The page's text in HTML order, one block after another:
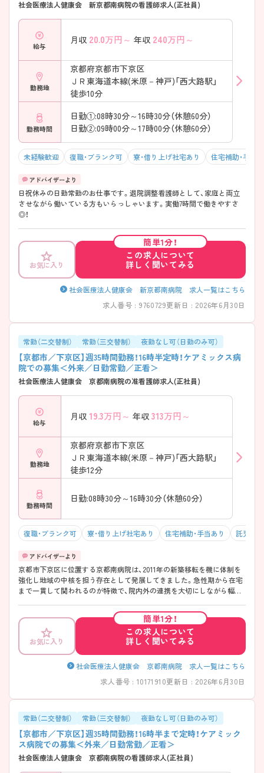
社会医療法人健康会 新京都南病院の看護師求人(正社員)
給与
月収 20.0万円～ 年収 240万円～
勤務地
京都府京都市下京区
ＪＲ東海道本線(米原－神戸)「西大路駅」
徒歩10分
勤務時間
日勤①:08時30分～16時30分（休憩60分）
日勤②:09時00分～17時00分（休憩60分）
未経験歓迎 復職・ブランク可 寮・借り上げ社宅あり 住宅補助・手当
日祝休みの日勤常勤のお仕事です。退院調整看護師として、家庭と両立
させながら働いている方もいらっしゃいます。実働7時間で働きやすさ
◎！
お気に入り
簡単1分！
この求人について
詳しく聞いてみる
社会医療法人健康会 新京都南病院 求人一覧はこちら
求人番号 : 9760729更新日 : 2026年6月30日
常勤（二交替制） 常勤（三交替制） 夜勤なし可（日勤のみ可）
【京都市／下京区】週35時間勤務！16時半定時！ケアミックス病
院での募集＜外来／日勤常勤／正看＞
社会医療法人健康会 京都南病院の准看護師求人(正社員)
給与
月収 19.3万円～ 年収 313万円～
勤務地
京都府京都市下京区
ＪＲ東海道本線(米原－神戸)「西大路駅」
徒歩12分
勤務時間
日勤:08時30分～16時30分（休憩60分）
復職・ブランク可 寮・借り上げ社宅あり 住宅補助・手当あり 託児所
京都市下京区に位置する京都南病院は、2011年の新築移転を機に体制を
強化し地域の中核を担う存在として発展してきました。急性期から在宅
まで一貫して関われるのが特徴で、院内外の連携を大切にしながら幅広
やすさにも配慮されています！教育体制も整っており、プリセプター制度
や段階的な育成で経験に不安がある方も安心してスタートしやすい職場
――――――――――――――― 無理なく続けやすい勤務環境が魅力
です。 ・「週35時間勤務」で体力的にも安心 ・終業は16時30分と早め ・有給
取得率も高く計画的にお休み可能 → プライベートとの両立を大切にで
――――――――――――――― 一人ひとりに寄り添った教育環境で
す。 ・既卒者にもプリセプターを配置 ・教育専任の担当者が在籍 ・クリニ
――――――――――――――― ■ 幅広い医療を経験できる♪
――――――――――――――― 多様なフィールドでスキルアップが
可能です。 ・急性期～在宅まで一貫して関われる ・外来・入院・在宅の機
能を併せ持つ ・地域連携に深く関わる環境 → 幅広い視点を持った看護
師を目指せます ――――――――――――――― ■ 専門性も着実に深
められる ――――――――――――――― スキルアップの機会もしっ
お気に入り
簡単1分！
この求人について
詳しく聞いてみる
社会医療法人健康会 京都南病院 求人一覧はこちら
求人番号 : 10171910更新日 : 2026年6月30日
常勤（二交替制） 常勤（三交替制） 夜勤なし可（日勤のみ可）
【京都市／下京区】週35時間勤務！16時半まで定時！ケアミック
ス病院での募集＜外来／日勤常勤／正看＞
社会医療法人健康会 京都南病院の看護師求人(正社員)